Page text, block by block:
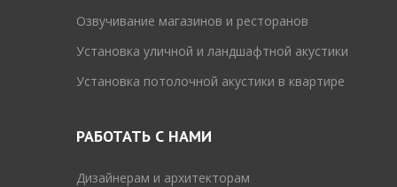
Озвучивание магазинов и ресторанов
Установка уличной и ландшафтной акустики
Установка потолочной акустики в квартире
РАБОТАТЬ С НАМИ
Дизайнерам и архитекторам